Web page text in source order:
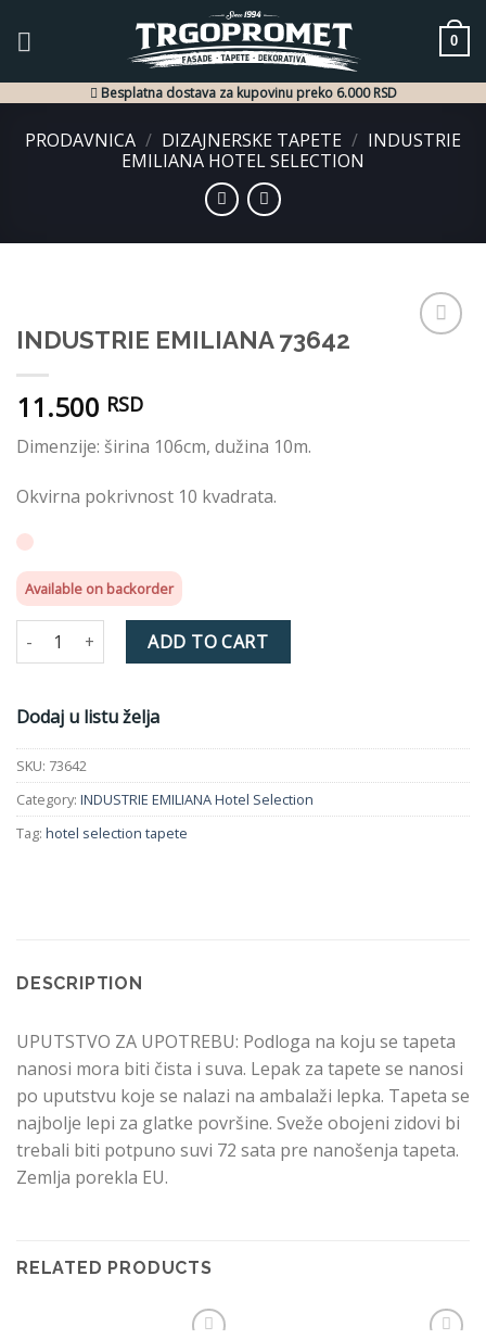
0
Besplatna dostava za kupovinu preko 6.000 RSD
PRODAVNICA / DIZAJNERSKE TAPETE / INDUSTRIE
EMILIANA HOTEL SELECTION
INDUSTRIE EMILIANA 73642
11.500 RSD
Dimenzije: širina 106cm, dužina 10m.
Okvirna pokrivnost 10 kvadrata.
Available on backorder
INDUSTRIE EMILIANA 73642 quantity
ADD TO CART
Dodaj u listu želja
SKU: 73642
Category: INDUSTRIE EMILIANA Hotel Selection
Tag: hotel selection tapete
DESCRIPTION
UPUTSTVO ZA UPOTREBU: Podloga na koju se tapeta
nanosi mora biti čista i suva. Lepak za tapete se nanosi
po uputstvu koje se nalazi na ambalaži lepka. Tapeta se
najbolje lepi za glatke površine. Sveže obojeni zidovi bi
trebali biti potpuno suvi 72 sata pre nanošenja tapeta.
Zemlja porekla EU.
RELATED PRODUCTS